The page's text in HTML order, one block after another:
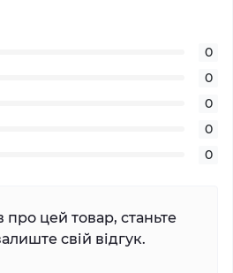
0
0
0
0
0
про цей товар, станьте
свій відгук.